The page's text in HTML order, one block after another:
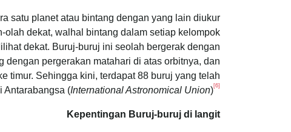
satu planet atau bintang dengan yang lain diukur
dekat, walhal bintang dalam setiap kelompok
dekat. Buruj-buruj ini seolah bergerak dengan
pergerakan matahari di atas orbitnya, dan
timur. Sehingga kini, terdapat 88 buruj yang telah
Antarabangsa (International Astronomical Union)[6]
Kepentingan Buruj-buruj di langit